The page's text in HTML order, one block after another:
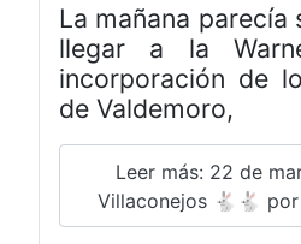
La mañana parecía
llegar a la
incorporación de
de Valdemoro,
Leer más: 22 de
Villaconejos 🐇🐇